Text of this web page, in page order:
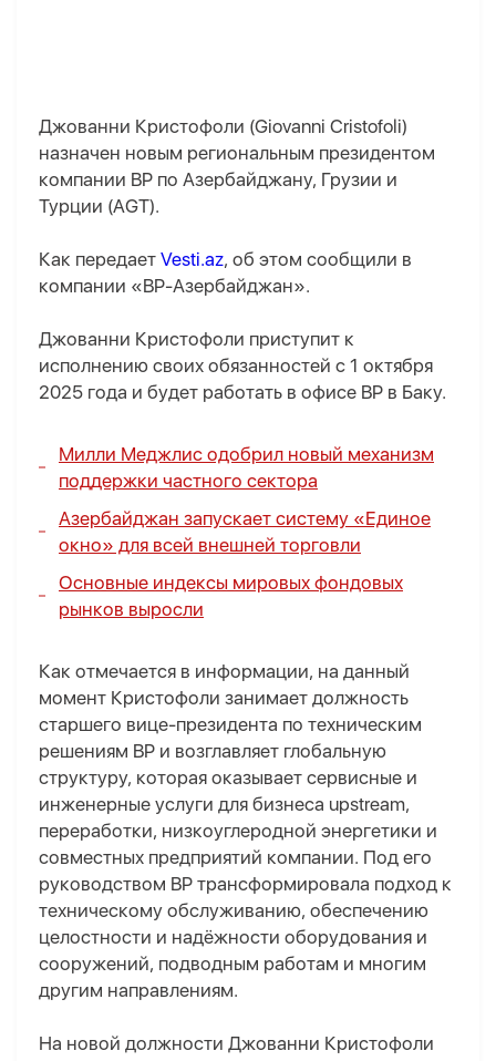
Джованни Кристофоли (Giovanni Cristofoli)
назначен новым региональным президентом
компании BP по Азербайджану, Грузии и
Турции (AGT).
Как передает Vesti.az, об этом сообщили в
компании «BP-Азербайджан».
Джованни Кристофоли приступит к
исполнению своих обязанностей с 1 октября
2025 года и будет работать в офисе BP в Баку.
Милли Меджлис одобрил новый механизм
поддержки частного сектора
Азербайджан запускает систему «Единое
окно» для всей внешней торговли
Основные индексы мировых фондовых
рынков выросли
Как отмечается в информации, на данный
момент Кристофоли занимает должность
старшего вице-президента по техническим
решениям BP и возглавляет глобальную
структуру, которая оказывает сервисные и
инженерные услуги для бизнеса upstream,
переработки, низкоуглеродной энергетики и
совместных предприятий компании. Под его
руководством BP трансформировала подход к
техническому обслуживанию, обеспечению
целостности и надёжности оборудования и
сооружений, подводным работам и многим
другим направлениям.
На новой должности Джованни Кристофоли